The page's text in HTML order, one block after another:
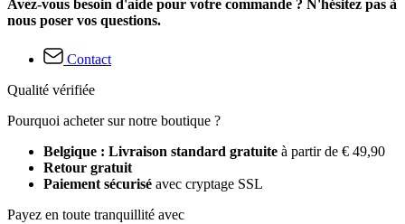
Avez-vous besoin d'aide pour votre commande ? N'hésitez pas à
nous poser vos questions.
Contact
Qualité vérifiée
Pourquoi acheter sur notre boutique ?
Belgique : Livraison standard gratuite à partir de € 49,90
Retour gratuit
Paiement sécurisé avec cryptage SSL
Payez en toute tranquillité avec